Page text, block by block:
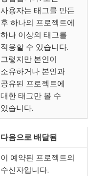
사용자는 태그를 만든
후 하나의 프로젝트에
하나 이상의 태그를
적용할 수 있습니다.
그렇지만 본인이
소유하거나 본인과
공유된 프로젝트에
대한 태그만 볼 수
있습니다.
다음으로 배달됨
이 예약된 프로젝트의
수신자입니다.